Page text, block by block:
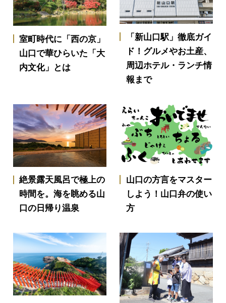
室町時代に「西の京」
山口で華ひらいた「大
内文化」とは
「新山口駅」徹底ガイ
ド！グルメやお土産、
周辺ホテル・ランチ情
報まで
絶景露天風呂で極上の
時間を。海を眺める山
口の日帰り温泉
山口の方言をマスター
しよう！山口弁の使い
方